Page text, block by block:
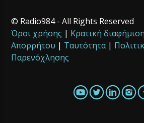
© Radio984 - All Rights Reserved
Όροι χρήσης | Κρατική διαφήμιση
Απορρήτου | Ταυτότητα|
Παρενόχλησης